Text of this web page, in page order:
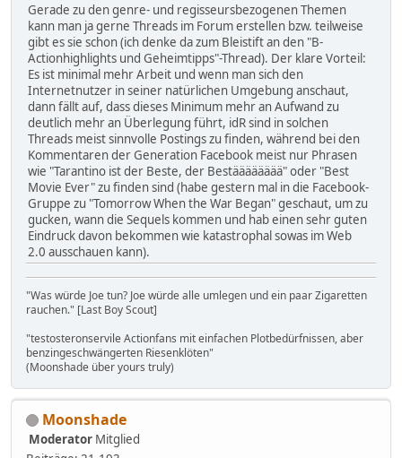
Gerade zu den genre- und regisseursbezogenen Themen
kann man ja gerne Threads im Forum erstellen bzw. teilweise
gibt es sie schon (ich denke da zum Bleistift an den "B-
Actionhighlights und Geheimtipps"-Thread). Der klare Vorteil:
Es ist minimal mehr Arbeit und wenn man sich den
Internetnutzer in seiner natürlichen Umgebung anschaut,
dann fällt auf, dass dieses Minimum mehr an Aufwand zu
deutlich mehr an Überlegung führt, idR sind in solchen
Threads meist sinnvolle Postings zu finden, während bei den
Kommentaren der Generation Facebook meist nur Phrasen
wie "Tarantino ist der Beste, der Bestääääääää" oder "Best
Movie Ever" zu finden sind (habe gestern mal in die Facebook-
Gruppe zu "Tomorrow When the War Began" geschaut, um zu
gucken, wann die Sequels kommen und hab einen sehr guten
Eindruck davon bekommen wie katastrophal sowas im Web
2.0 ausschauen kann).
"Was würde Joe tun? Joe würde alle umlegen und ein paar Zigaretten
rauchen." [Last Boy Scout]
"testosteronservile Actionfans mit einfachen Plotbedürfnissen, aber
benzingeschwängerten Riesenklöten"
(Moonshade über yours truly)
Moonshade
Moderator Mitglied